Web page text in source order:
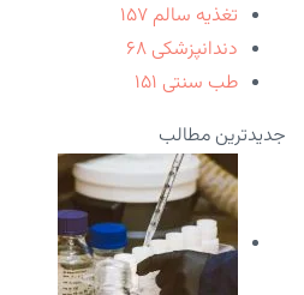
تغذیه سالم ۱۵۷
دندانپزشکی ۶۸
طب سنتی ۱۵۱
جدیدترین مطالب